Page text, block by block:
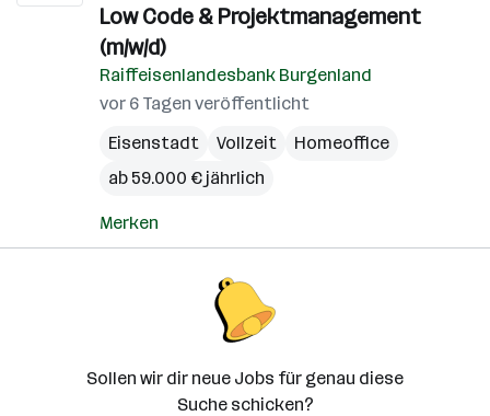
Low Code & Projektmanagement
(m/w/d)
Raiffeisenlandesbank Burgenland
vor 6 Tagen veröffentlicht
Eisenstadt
Vollzeit
Homeoffice
ab 59.000 € jährlich
Merken
Sollen wir dir neue Jobs für genau diese
Suche schicken?